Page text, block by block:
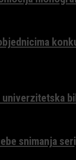
univerzitetska
snimanja